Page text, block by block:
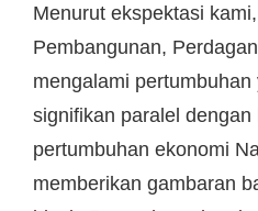
Menurut ekspektasi
Pembangunan,
mengalami
signifikan paralel
pertumbuhan ekonomi
memberikan gambaran